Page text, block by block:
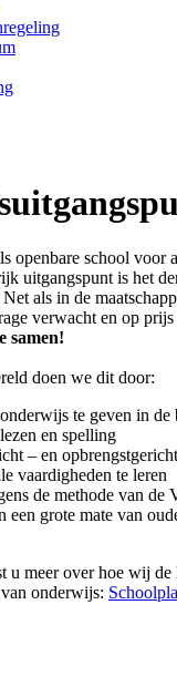
openbare school voor
uitgangspunt is het
als in de
verwacht en op prijs
samen!
doen we dit door:
te geven in de
en spelling
– en
vaardigheden te leren
de methode van de
een grote mate van
u meer over hoe wij de
onderwijs: